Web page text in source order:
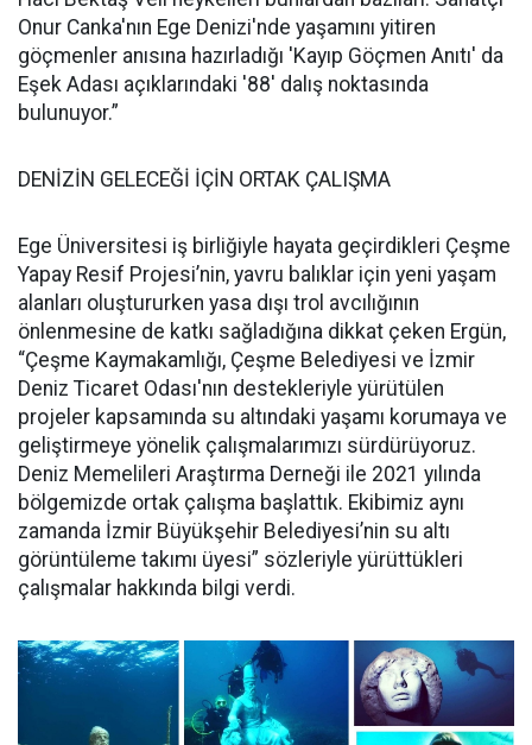
Onur Canka'nın Ege Denizi'nde yaşamını yitiren
göçmenler anısına hazırladığı 'Kayıp Göçmen Anıtı' da
Eşek Adası açıklarındaki '88' dalış noktasında
bulunuyor.”
DENİZİN GELECEĞİ İÇİN ORTAK ÇALIŞMA
Ege Üniversitesi iş birliğiyle hayata geçirdikleri Çeşme
Yapay Resif Projesi’nin, yavru balıklar için yeni yaşam
alanları oluştururken yasa dışı trol avcılığının
önlenmesine de katkı sağladığına dikkat çeken Ergün,
“Çeşme Kaymakamlığı, Çeşme Belediyesi ve İzmir
Deniz Ticaret Odası'nın destekleriyle yürütülen
projeler kapsamında su altındaki yaşamı korumaya ve
geliştirmeye yönelik çalışmalarımızı sürdürüyoruz.
Deniz Memelileri Araştırma Derneği ile 2021 yılında
bölgemizde ortak çalışma başlattık. Ekibimiz aynı
zamanda İzmir Büyükşehir Belediyesi’nin su altı
görüntüleme takımı üyesi” sözleriyle yürüttükleri
çalışmalar hakkında bilgi verdi.